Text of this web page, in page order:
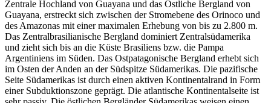
Zentrale Hochland von Guayana und das Östliche Bergland von
Guayana, erstreckt sich zwischen der Stromebene des Orinoco und
des Amazonas mit einer maximalen Erhebung von bis zu 2.800 m.
Das Zentralbrasilianische Bergland dominiert Zentralsüdamerika
und zieht sich bis an die Küste Brasiliens bzw. die Pampa
Argentiniens im Süden. Das Ostpatagonische Bergland erhebt sich
im Osten der Anden an der Südspitze Südamerikas. Die pazifische
Seite Südamerikas ist durch einen aktiven Kontinentalrand in Form
einer Subduktionszone geprägt. Die atlantische Kontinentalseite ist